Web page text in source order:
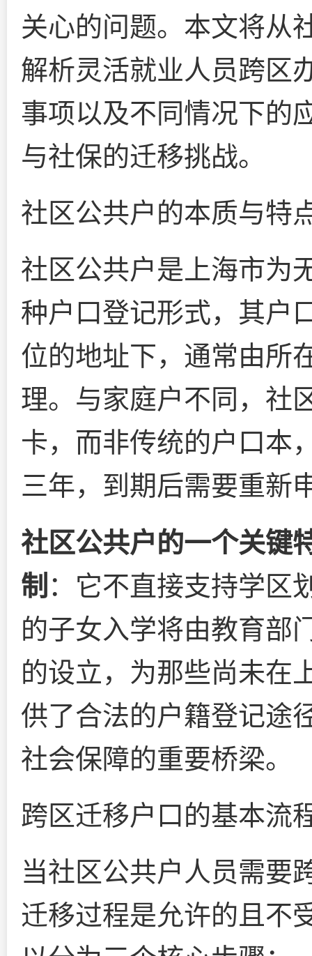
关心的问题。本文将从
解析灵活就业人员跨区
事项以及不同情况下的
与社保的迁移挑战。
社区公共户的本质与特
社区公共户是上海市为
种户口登记形式，其户
位的地址下，通常由所
理。与家庭户不同，社
卡，而非传统的户口本
三年，到期后需要重新
社区公共户的一个关键
制 ：它不直接支持学区
的子女入学将由教育部
的设立，为那些尚未在
供了合法的户籍登记途
社会保障的重要桥梁。
跨区迁移户口的基本流
当社区公共户人员需要
迁移过程是允许的且不